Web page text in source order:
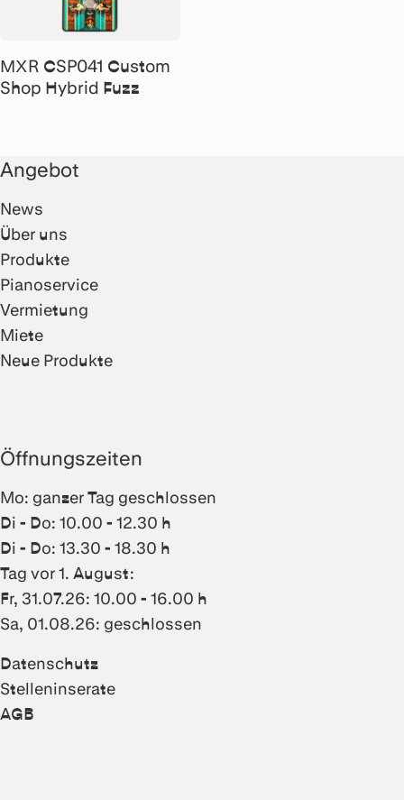
MXR CSP041 Custom
Shop Hybrid Fuzz
Angebot
News
Über uns
Produkte
Pianoservice
Vermietung
Miete
Neue Produkte
Öffnungszeiten
Mo: ganzer Tag geschlossen
Di - Do: 10.00 - 12.30 h
Di - Do: 13.30 - 18.30 h
Tag vor 1. August:
Fr, 31.07.26: 10.00 - 16.00 h
Sa, 01.08.26: geschlossen
Datenschutz
Stelleninserate
AGB